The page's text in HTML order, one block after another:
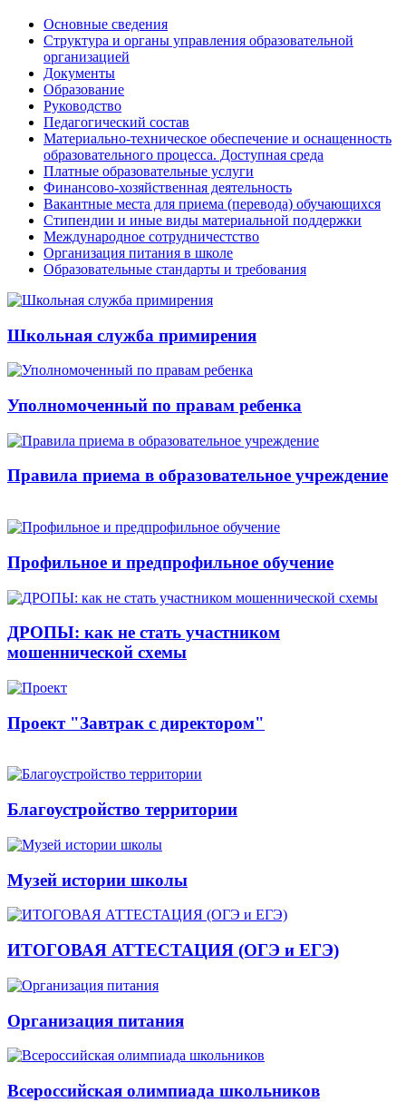
Основные сведения
Структура и органы управления образовательной
организацией
Документы
Образование
Руководство
Педагогический состав
Материально-техническое обеспечение и оснащенность
образовательного процесса. Доступная среда
Платные образовательные услуги
Финансово-хозяйственная деятельность
Вакантные места для приема (перевода) обучающихся
Стипендии и иные виды материальной поддержки
Международное сотрудничестство
Организация питания в школе
Образовательные стандарты и требования
Школьная служба примирения
Уполномоченный по правам ребенка
Правила приема в образовательное учреждение
Профильное и предпрофильное обучение
ДРОПЫ: как не стать участником
мошеннической схемы
Проект "Завтрак с директором"
Благоустройство территории
Музей истории школы
ИТОГОВАЯ АТТЕСТАЦИЯ (ОГЭ и ЕГЭ)
Организация питания
Всероссийская олимпиада школьников